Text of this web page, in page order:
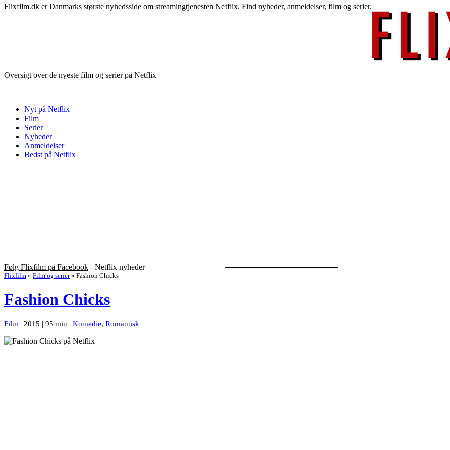
Flixfilm.dk er Danmarks største nyhedsside om streamingtjenesten Netflix. Find nyheder, anmeldelser, film og serier.
Oversigt over de nyeste film og serier på Netflix
Nyt på Netflix
Film
Serier
Nyheder
Anmeldelser
Bedst på Netflix
Følg Flixfilm på Facebook - Netflix nyheder
Flixfilm » Film og serier » Fashion Chicks
Fashion Chicks
Film | 2015 | 95 min | Komedie, Romantisk